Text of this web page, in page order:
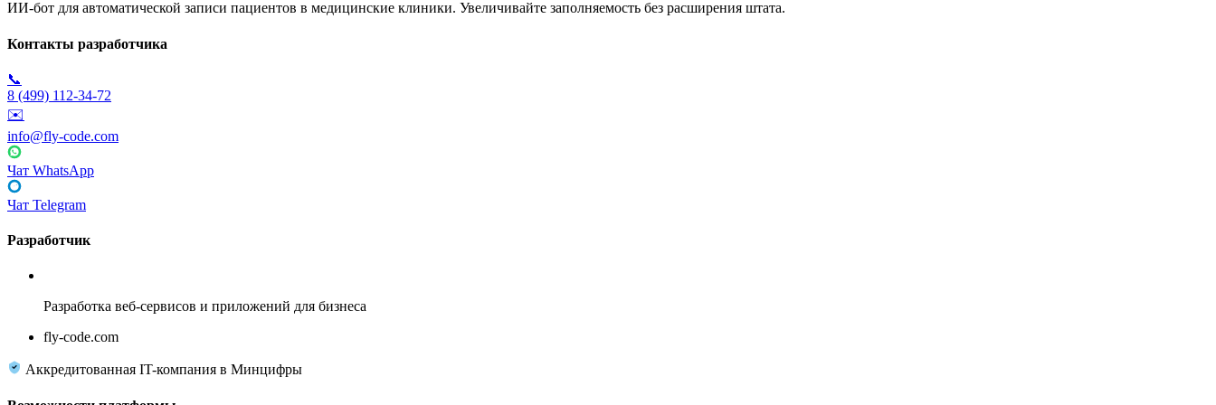
ИИ-бот для автоматической записи пациентов в медицинские клиники. Увеличивайте заполняемость без расширения штата.
Контакты разработчика
📞
8 (499) 112-34-72
✉️
info@fly-code.com
Чат WhatsApp
Чат Telegram
Разработчик
Разработка веб-сервисов и приложений для бизнеса
fly-code.com
Аккредитованная IT-компания в Минцифры